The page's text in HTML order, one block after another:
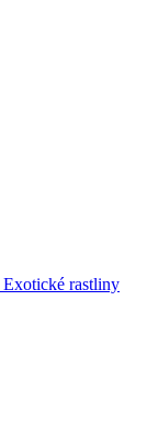
Exotické rastliny